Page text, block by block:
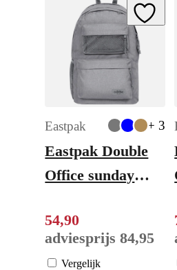
Add to
+ 3
Eastpak
Eastpak Double
Office sunday
54,90
adviesprijs84,95
Vergelijk